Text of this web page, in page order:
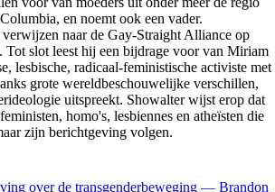
en noemt ook een vader.
naar de Gay-Straight Alliance op
Tot slot leest hij een bijdrage voor van Miriam
lesbische, radicaal-feministische activiste met
grote wereldbeschouwelijke verschillen,
uitspreekt. Showalter wijst erop dat
homo's, lesbiennes en atheïsten die
zijn berichtgeving volgen.
over de transgenderbeweging — Brandon